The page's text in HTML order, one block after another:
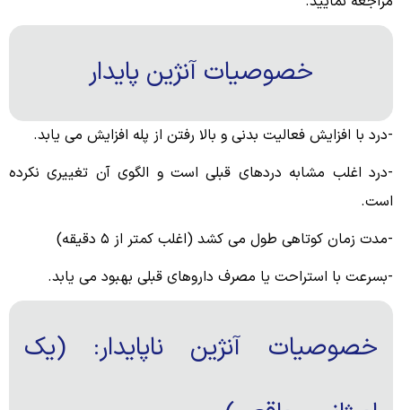
خصوصیات آنژین پایدار
-درد با افزایش فعالیت بدنی و بالا رفتن از پله افزایش می یابد.
-درد اغلب مشابه دردهای قبلی است و الگوی آن تغییری نکرده
است.
-مدت زمان کوتاهی طول می کشد (اغلب کمتر از ۵ دقیقه)
-بسرعت با استراحت یا مصرف داروهای قبلی بهبود می یابد.
خصوصیات آنژین ناپایدار: (یک